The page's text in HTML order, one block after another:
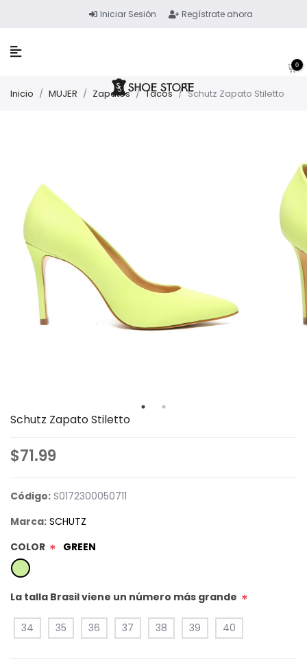
Iniciar Sesión Regístrate ahora
0
Inicio / MUJER / Zapatos / Tacos / Schutz Zapato Stiletto
Schutz Zapato Stiletto
$71.99
Código: S0172300050711
Marca: SCHUTZ
COLOR * GREEN
La talla Brasil viene un número más grande *
34 35 36 37 38 39 40